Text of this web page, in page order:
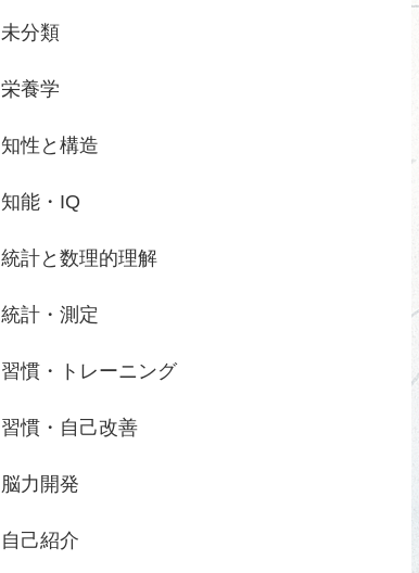
未分類
栄養学
知性と構造
知能・IQ
統計と数理的理解
統計・測定
習慣・トレーニング
習慣・自己改善
脳力開発
自己紹介